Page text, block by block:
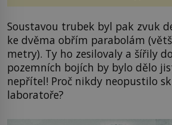
Soustavou trubek byl pak zvuk
ke dvěma obřím parabolám
metry). Ty ho zesilovaly a šířily
pozemních bojích by bylo dělo
nepřítel! Proč nikdy neopustilo
laboratoře?